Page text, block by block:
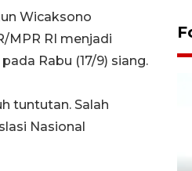
Wicaksono
MPR RI menjadi
Rabu (17/9) siang.
tuntutan. Salah
Nasional